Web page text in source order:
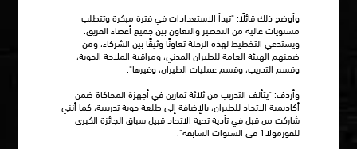
وأوضح ذلك قائلًا: "تبدأ الاستعدادات في فترة مبكرة وتتطلب
مستويات عالية من التحضير والتعاون بين جميع أعضاء الفريق.
ويستدعي التخطيط لهذه الرحلة تعاونًا وثيقًا بين الشركاء، ومن
ضمنهم الهيئة العامة للطيران المدني، ومراقبة الملاحة الجوية،
وقسم التدريب، وقسم عمليات الطيران، وغيرها".
وأردف: "يتألف التدريب من ثلاثة تمارين في أجهزة المحاكاة ضمن
أكاديمية الاتحاد للطيران، بالإضافة إلى طلعة جوية تدريبية، كما أنني
شاركت من قبل في تأدية تحية الاتحاد قبيل سباق الجائزة الكبرى
للفورمولا1 في السنوات السابقة".